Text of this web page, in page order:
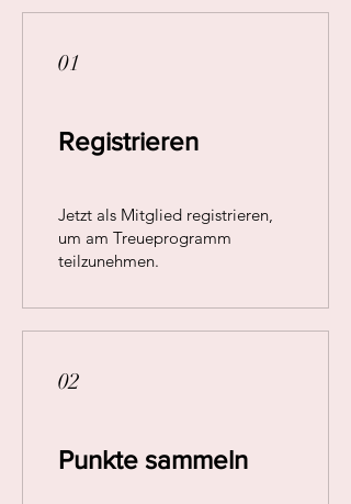
01
Registrieren
Jetzt als Mitglied registrieren,
um am Treueprogramm
teilzunehmen.
02
Punkte sammeln